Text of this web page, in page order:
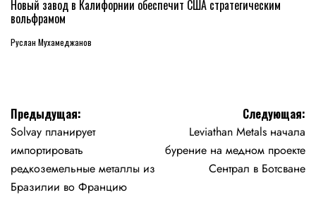
Новый завод в Калифорнии обеспечит США стратегическим
вольфрамом
Руслан Мухамеджанов
Навигация
по
записям
Предыдущая:
Solvay планирует
импортировать
редкоземельные металлы из
Бразилии во Францию
Следующая:
Leviathan Metals начала
бурение на медном проекте
Сентрал в Ботсване